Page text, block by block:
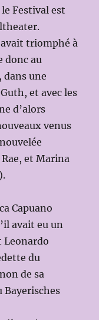
Festival est
triomphé à
donc au
une
et avec les
d’alors
venus
et Marina
Capuano
avait eu un
Leonardo
du
de sa
Bayerisches